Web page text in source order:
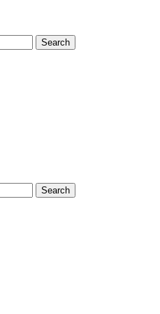
Search
Search